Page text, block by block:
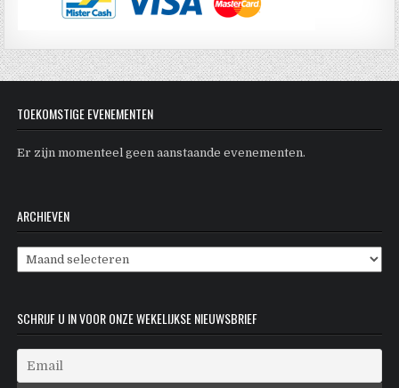
TOEKOMSTIGE EVENEMENTEN
Er zijn momenteel geen aanstaande evenementen.
ARCHIEVEN
Archieven
SCHRIJF U IN VOOR ONZE WEKELIJKSE NIEUWSBRIEF